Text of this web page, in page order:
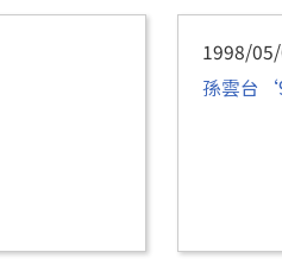
1998/
孫雲台